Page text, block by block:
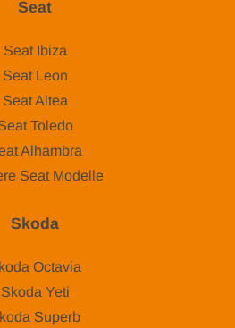
Seat
Seat Ibiza
Seat Leon
Seat Altea
Toledo
Alhambra
Seat Modelle
Skoda
Octavia
Skoda Yeti
Superb